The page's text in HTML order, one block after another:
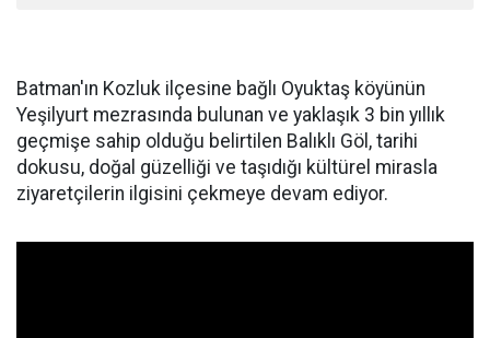
Batman'ın Kozluk ilçesine bağlı Oyuktaş köyünün
Yeşilyurt mezrasında bulunan ve yaklaşık 3 bin yıllık
geçmişe sahip olduğu belirtilen Balıklı Göl, tarihi
dokusu, doğal güzelliği ve taşıdığı kültürel mirasla
ziyaretçilerin ilgisini çekmeye devam ediyor.